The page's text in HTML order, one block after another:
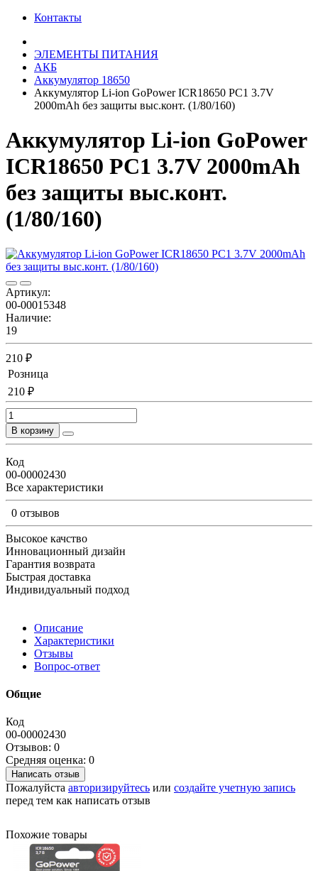
Контакты
ЭЛЕМЕНТЫ ПИТАНИЯ
АКБ
Аккумулятор 18650
Аккумулятор Li-ion GoPower ICR18650 PC1 3.7V
2000mAh без защиты выс.конт. (1/80/160)
Аккумулятор Li-ion GoPower
ICR18650 PC1 3.7V 2000mAh
без защиты выс.конт.
(1/80/160)
Артикул:
00-00015348
Наличие:
19
210 ₽
Розница
210 ₽
В корзину
Код
00-00002430
Все характеристики
0 отзывов
Высокое качство
Инновационный дизайн
Гарантия возврата
Быстрая доставка
Индивидуальный подход
Описание
Характеристики
Отзывы
Вопрос-ответ
Общие
Код
00-00002430
Отзывов: 0
Средняя оценка: 0
Написать отзыв
Пожалуйста авторизируйтесь или создайте учетную запись
перед тем как написать отзыв
Похожие товары